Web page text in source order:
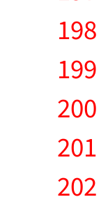
198
199
200
201
202